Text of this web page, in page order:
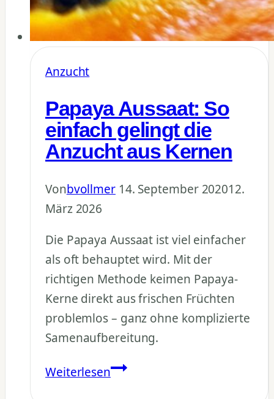
Anzucht
Papaya Aussaat: So
einfach gelingt die
Anzucht aus Kernen
Vonbvollmer 14. September 202012.
März 2026
Die Papaya Aussaat ist viel einfacher
als oft behauptet wird. Mit der
richtigen Methode keimen Papaya-
Kerne direkt aus frischen Früchten
problemlos – ganz ohne komplizierte
Samenaufbereitung.
WeiterlesenPapaya